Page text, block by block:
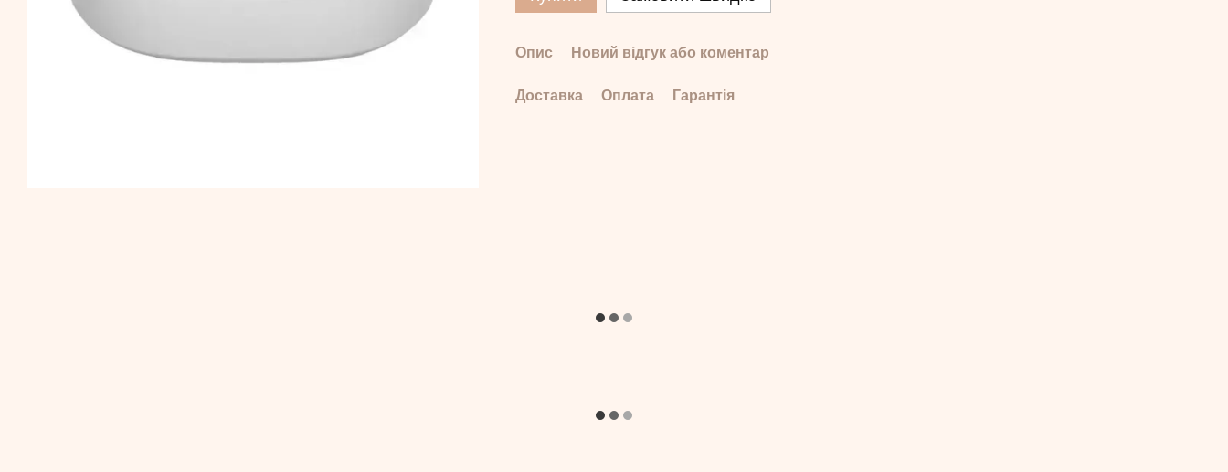
Опис Новий відгук або коментар
Доставка Оплата Гарантія